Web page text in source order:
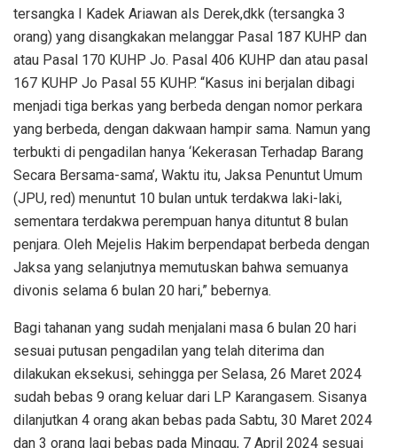
tersangka I Kadek Ariawan als Derek,dkk (tersangka 3
orang) yang disangkakan melanggar Pasal 187 KUHP dan
atau Pasal 170 KUHP Jo. Pasal 406 KUHP dan atau pasal
167 KUHP Jo Pasal 55 KUHP. “Kasus ini berjalan dibagi
menjadi tiga berkas yang berbeda dengan nomor perkara
yang berbeda, dengan dakwaan hampir sama. Namun yang
terbukti di pengadilan hanya ‘Kekerasan Terhadap Barang
Secara Bersama-sama’, Waktu itu, Jaksa Penuntut Umum
(JPU, red) menuntut 10 bulan untuk terdakwa laki-laki,
sementara terdakwa perempuan hanya dituntut 8 bulan
penjara. Oleh Mejelis Hakim berpendapat berbeda dengan
Jaksa yang selanjutnya memutuskan bahwa semuanya
divonis selama 6 bulan 20 hari,” bebernya.
Bagi tahanan yang sudah menjalani masa 6 bulan 20 hari
sesuai putusan pengadilan yang telah diterima dan
dilakukan eksekusi, sehingga per Selasa, 26 Maret 2024
sudah bebas 9 orang keluar dari LP Karangasem. Sisanya
dilanjutkan 4 orang akan bebas pada Sabtu, 30 Maret 2024
dan 3 orang lagi bebas pada Minggu, 7 April 2024 sesuai